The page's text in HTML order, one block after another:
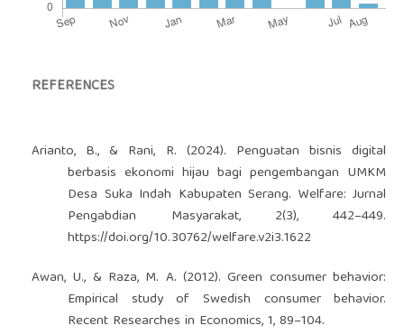
REFERENCES
Arianto, B., & Rani, R. (2024). Penguatan bisnis digital
berbasis ekonomi hijau bagi pengembangan UMKM
Desa Suka Indah Kabupaten Serang. Welfare: Jurnal
Pengabdian Masyarakat, 2(3), 442–449.
https://doi.org/10.30762/welfare.v2i3.1622
Awan, U., & Raza, M. A. (2012). Green consumer behavior:
Empirical study of Swedish consumer behavior.
Recent Researches in Economics, 1, 89–104.